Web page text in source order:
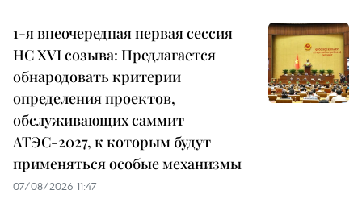
1-я внеочередная первая сессия
НС XVI созыва: Предлагается
обнародовать критерии
определения проектов,
обслуживающих саммит
АТЭС-2027, к которым будут
применяться особые механизмы
07/08/2026 11:47